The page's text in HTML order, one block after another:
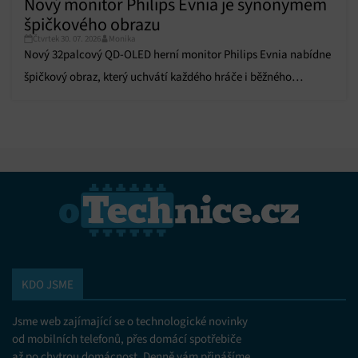
Nový monitor Philips Evnia je synonymem
špičkového obrazu
Čtvrtek 30. 07. 2026 Monika
Nový 32palcový QD-OLED herní monitor Philips Evnia nabídne
špičkový obraz, který uchvátí každého hráče i běžného
KDO JSME
Jsme web zajímající se o technologické novinky
od mobilních telefonů, přes domácí spotřebiče